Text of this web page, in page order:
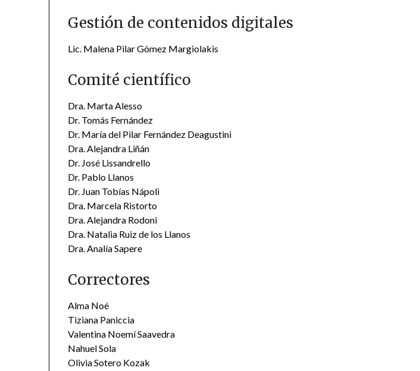
Gestión de contenidos digitales
Lic. Malena Pilar Gómez Margiolakis
Comité científico
Dra. Marta Alesso
Dr. Tomás Fernández
Dr. María del Pilar Fernández Deagustini
Dra. Alejandra Liñán
Dr. José Lissandrello
Dr. Pablo Llanos
Dr. Juan Tobías Nápoli
Dra. Marcela Ristorto
Dra. Alejandra Rodoni
Dra. Natalia Ruiz de los Llanos
Dra. Analía Sapere
Correctores
Alma Noé
Tiziana Paniccia
Valentina Noemí Saavedra
Nahuel Sola
Olivia Sotero Kozak